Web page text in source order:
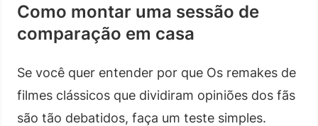
Como montar uma sessão de
comparação em casa
Se você quer entender por que Os remakes de
filmes clássicos que dividiram opiniões dos fãs
são tão debatidos, faça um teste simples.